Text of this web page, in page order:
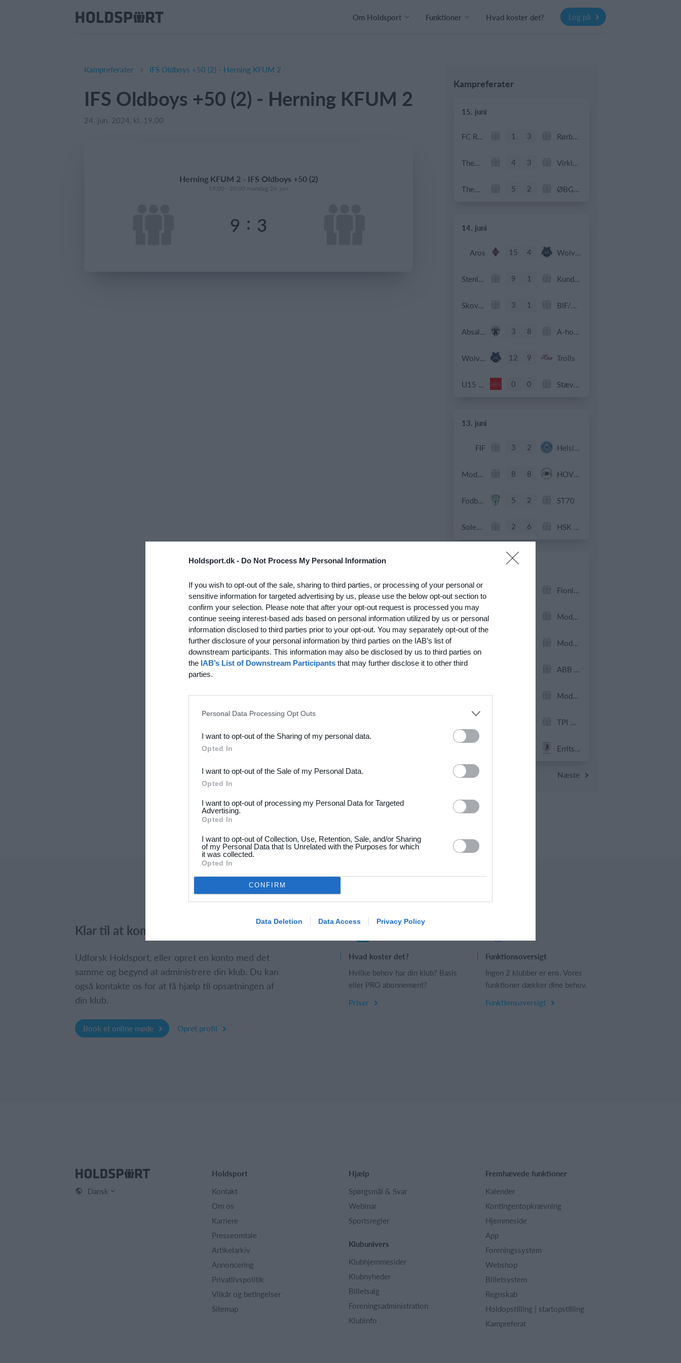
Holdsport.dk - Do Not Process My Personal Information
If you wish to opt-out of the sale, sharing to third parties, or processing of your personal or
sensitive information for targeted advertising by us, please use the below opt-out section to
confirm your selection. Please note that after your opt-out request is processed you may
continue seeing interest-based ads based on personal information utilized by us or personal
information disclosed to third parties prior to your opt-out. You may separately opt-out of the
further disclosure of your personal information by third parties on the IAB’s list of
downstream participants. This information may also be disclosed by us to third parties on
the IAB’s List of Downstream Participants that may further disclose it to other third
parties.
Personal Data Processing Opt Outs
I want to opt-out of the Sharing of my personal data.
Opted In
I want to opt-out of the Sale of my Personal Data.
Opted In
I want to opt-out of processing my Personal Data for Targeted
Advertising.
Opted In
I want to opt-out of Collection, Use, Retention, Sale, and/or Sharing
of my Personal Data that Is Unrelated with the Purposes for which
it was collected.
Opted In
CONFIRM
Data Deletion Data Access Privacy Policy
Om Holdsport Funktioner Hvad koster det? Log på
Kampreferater IFS Oldboys +50 (2) - Herning KFUM 2
IFS Oldboys +50 (2) - Herning KFUM 2
24. jun. 2024, kl. 19.00
Herning KFUM 2 - IFS Oldboys +50 (2)
19:00 - 20:00 mandag 24. jun
9 : 3
Kampreferater
15. juni
FC Rudersdal 1 3 Rørbæk FC
Them GF Årgang 2017 4 3 Virklund B. 2
Them GF Årgang 2017 5 2 ØBG Silkeborg 5
14. juni
Aros 15 4 Wolves
Stenlille u11 drenge 9 1 Kundby
Skovsgaard B 3 1 BIF/ØHIK
Absalons Boldklub af 2012 3 8 A-holdet
Wolves 12 9 Trolls
U15 piger 0 0 Stævne Beach håndbold - Ishøj
13. juni
FIF 3 2 Helsingør If Senior
Modstander 8 8 HOVEDTURNERINGEN.
Fodbold U10 drenge 5 2 ST70
Solens Børn 2 6 HSK Cristiano Cph.
BKSK-06 Fionias Engle
Randers Raptors Flexhold Modstander
Modstander
ABB Veteran
Brede IF - Det grå guld Modstander
TPI Herre
Erritsø G&IF
Forrige Næste
Klar til at komme i gang?
Udforsk Holdsport, eller opret en konto med det
samme og begynd at administrere din klub. Du kan
også kontakte os for at få hjælp til opsætningen af
din klub.
Book et online møde Opret profil
Hvad koster det?
Hvilke behov har din klub? Basis
eller PRO abonnement?
Priser
Funktionsoversigt
Ingen 2 klubber er ens. Vores
funktioner dækker dine behov.
Funktionsoversigt
Dansk
Holdsport
Kontakt
Om os
Karriere
Presseomtale
Artikelarkiv
Annoncering
Privatlivspolitik
Vilkår og betingelser
Sitemap
Hjælp
Spørgsmål & Svar
Webinar
Sportsregler
Klubunivers
Klubhjemmesider
Klubnyheder
Billetsalg
Foreningsadministration
Klubinfo
Fremhævede funktioner
Kalender
Kontingentopkrævning
Hjemmeside
App
Foreningssystem
Webshop
Billetsystem
Regnskab
Holdopstilling | startopstilling
Kampreferat